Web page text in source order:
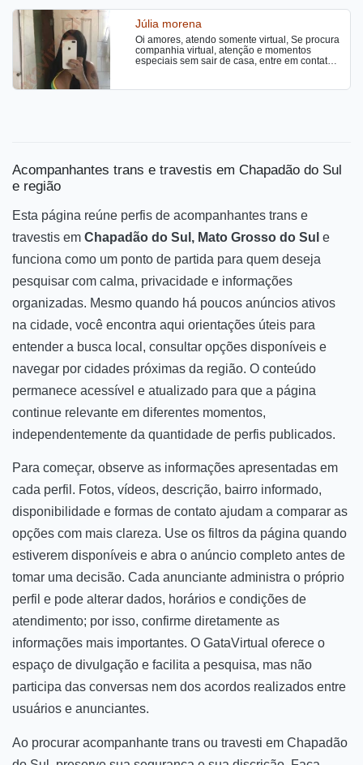
pronta pra satisfazer seus desejos ocultos.
CONTEÚDOS +18, packs de vídeos pornô e
conteúdos solo. CHAMADA DE VÍDEO
completa e totalmente safada.
Júlia morena
Oi amores, atendo somente virtual, Se procura
companhia virtual, atenção e momentos
especiais sem sair de casa, entre em contato,
exclusivos produzidos com muito tesao feitos
Acompanhantes trans e travestis em Chapadão do Sul
e região
Esta página reúne perfis de acompanhantes trans e
travestis em Chapadão do Sul, Mato Grosso do Sul e
funciona como um ponto de partida para quem deseja
pesquisar com calma, privacidade e informações
organizadas. Mesmo quando há poucos anúncios ativos
na cidade, você encontra aqui orientações úteis para
entender a busca local, consultar opções disponíveis e
navegar por cidades próximas da região. O conteúdo
permanece acessível e atualizado para que a página
continue relevante em diferentes momentos,
independentemente da quantidade de perfis publicados.
Para começar, observe as informações apresentadas em
cada perfil. Fotos, vídeos, descrição, bairro informado,
disponibilidade e formas de contato ajudam a comparar as
opções com mais clareza. Use os filtros da página quando
estiverem disponíveis e abra o anúncio completo antes de
tomar uma decisão. Cada anunciante administra o próprio
perfil e pode alterar dados, horários e condições de
atendimento; por isso, confirme diretamente as
informações mais importantes. O GataVirtual oferece o
espaço de divulgação e facilita a pesquisa, mas não
participa das conversas nem dos acordos realizados entre
usuários e anunciantes.
Ao procurar acompanhante trans ou travesti em Chapadão